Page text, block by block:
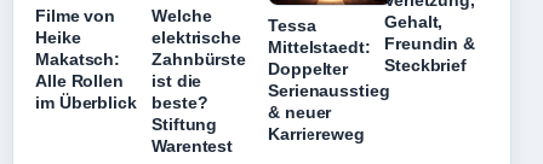
Filme von
Heike
Makatsch:
Alle Rollen
im Überblick
Welche
elektrische
Zahnbürste
ist die
beste?
Stiftung
Warentest
Tessa
Mittelstaedt:
Doppelter
Serienausstieg
& neuer
Karriereweg
Gehalt,
Freundin &
Steckbrief